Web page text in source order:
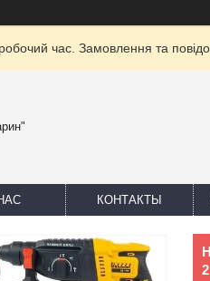
час. Замовлення та
КОНТАКТЫ